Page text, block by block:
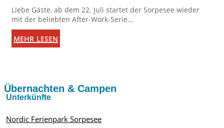
Liebe Gäste, ab dem 22. Juli startet der Sorpesee wieder
mit der beliebten After-Work-Serie...
mehr lesen
Übernachten & Campen
Unterkünfte
Nordic Ferienpark Sorpesee